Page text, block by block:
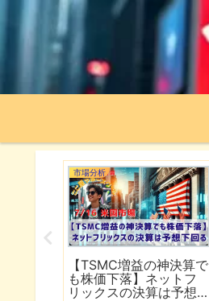
市場分析
【TSMC増益の神決算で
も株価下落】ネットフ
リックスの決算は予想